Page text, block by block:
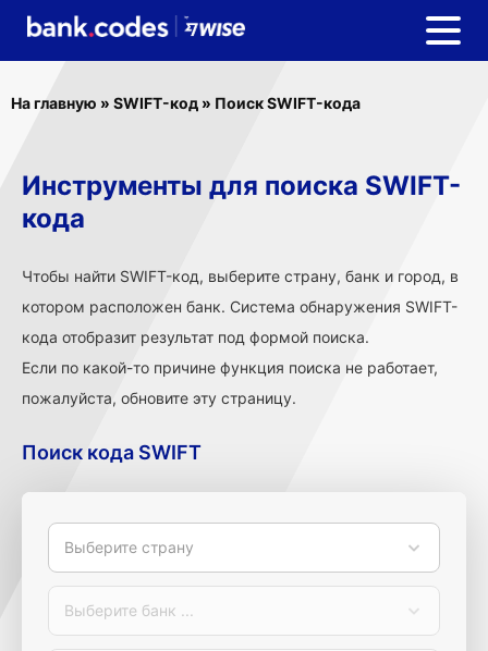
На главную » SWIFT-код » Поиск SWIFT-кода
Инструменты для поиска SWIFT-
кода
Чтобы найти SWIFT-код, выберите страну, банк и город, в
котором расположен банк. Система обнаружения SWIFT-
кода отобразит результат под формой поиска.
Если по какой-то причине функция поиска не работает,
пожалуйста, обновите эту страницу.
Поиск кода SWIFT
Выберите страну
Выберите банк ...